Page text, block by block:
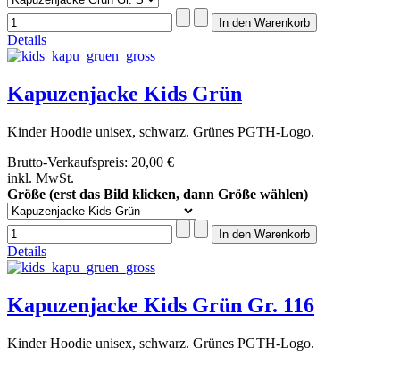
Details
Kapuzenjacke Kids Grün
Kinder Hoodie unisex, schwarz. Grünes PGTH-Logo.
Brutto-Verkaufspreis: 20,00 €
inkl. MwSt.
Größe (erst das Bild klicken, dann Größe wählen)
Details
Kapuzenjacke Kids Grün Gr. 116
Kinder Hoodie unisex, schwarz. Grünes PGTH-Logo.